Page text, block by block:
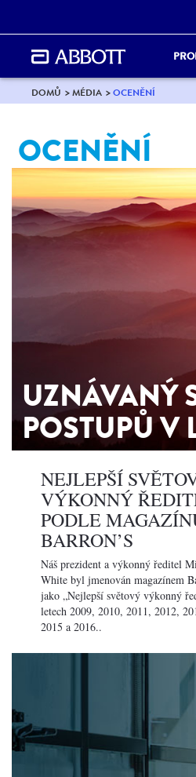
DOMŮ MÉDIA OCENĚNÍ
OCENĚNÍ
UZNÁVANÝ
POSTUPŮ V
NEJLEPŠÍ
VÝKONNÝ
PODLE
BARRON’S
Náš prezident a výkonný ředitel
White byl jmenován magazínem
jako „Nejlepší světový výkonný
letech 2009, 2010, 2011, 2012,
2015 a 2016..